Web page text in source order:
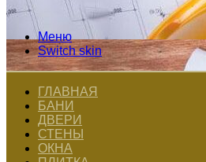
Меню
Switch skin
ГЛАВНАЯ
БАНИ
ДВЕРИ
СТЕНЫ
ОКНА